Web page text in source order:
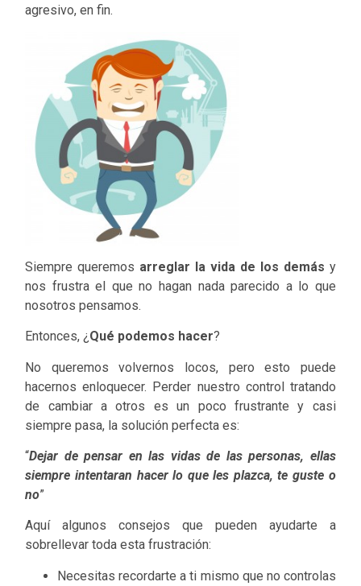
agresivo, en fin.
Siempre queremos arreglar la vida de los demás y
nos frustra el que no hagan nada parecido a lo que
nosotros pensamos.
Entonces, ¿ Qué podemos hacer?
No queremos volvernos locos, pero esto puede
hacernos enloquecer. Perder nuestro control tratando
de cambiar a otros es un poco frustrante y casi
siempre pasa, la solución perfecta es:
“Dejar de pensar en las vidas de las personas, ellas
siempre intentaran hacer lo que les plazca, te guste o
no”
Aquí algunos consejos que pueden ayudarte a
sobrellevar toda esta frustración:
Necesitas recordarte a ti mismo que no controlas